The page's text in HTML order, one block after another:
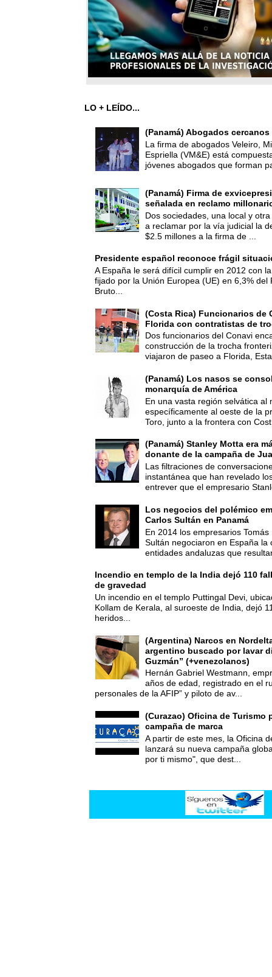
LO + LEÍDO...
(Panamá) Abogados
La firma de abogados Veleiro,
Espriella (VM&E) está
jóvenes abogados que forman
(Panamá) Firma de
señalada en reclamo
Dos sociedades, una local y
a reclamar por la vía judicial la
$2.5 millones a la firma de ...
Presidente español reconoce frágil
A España le será difícil cumplir en 2012 con
fijado por la Unión Europea (UE) en 6,3% del
Bruto...
(Costa Rica) Funcionarios de
Florida con contratistas de
Dos funcionarios del Conavi
construcción de la trocha
viajaron de paseo a Florida,
(Panamá) Los nasos se
monarquía de América
En una vasta región selvática al
específicamente al oeste de la
Toro, junto a la frontera con
(Panamá) Stanley Motta era
donante de la campaña de
Las filtraciones de
instantánea que han revelado
entrever que el empresario
Los negocios del polémico
Carlos Sultán en Panamá
En 2014 los empresarios
Sultán negociaron en España la
entidades andaluzas que
Incendio en templo de la India dejó 110
de gravedad
Un incendio en el templo Puttingal Devi,
Kollam de Kerala, al suroeste de India, dejó
heridos...
(Argentina) Narcos en
argentino buscado por lavar
Guzmán” (+venezolanos)
Hernán Gabriel Westmann,
años de edad, registrado en el
personales de la AFIP” y piloto de av...
(Curazao) Oficina de Turismo
campaña de marca
A partir de este mes, la Oficina
lanzará su nueva campaña
por ti mismo", que dest...